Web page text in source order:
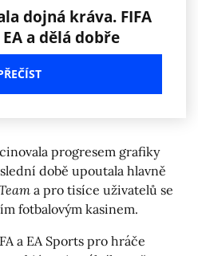
dojná kráva. FIFA
a dělá dobře
progresem grafiky
době upoutala hlavně
a pro tisíce uživatelů se
fotbalovým kasinem.
a EA Sports pro hráče